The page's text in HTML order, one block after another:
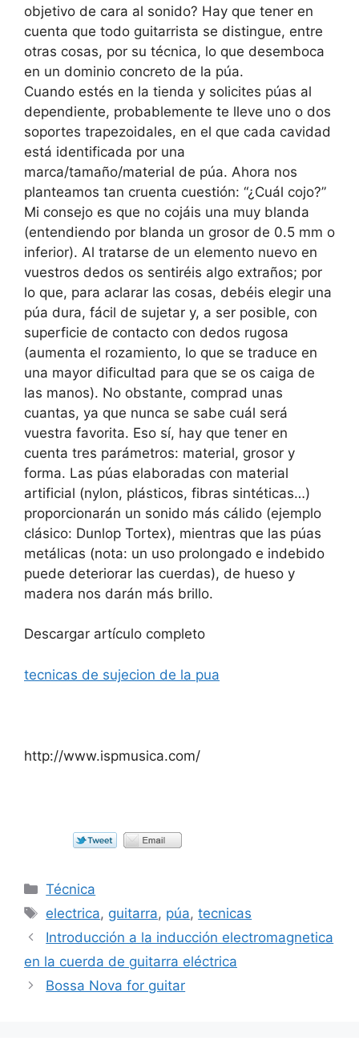
objetivo de cara al sonido? Hay que tener en
cuenta que todo guitarrista se distingue, entre
otras cosas, por su técnica, lo que desemboca
en un dominio concreto de la púa.
Cuando estés en la tienda y solicites púas al
dependiente, probablemente te lleve uno o dos
soportes trapezoidales, en el que cada cavidad
está identificada por una
marca/tamaño/material de púa. Ahora nos
planteamos tan cruenta cuestión: “¿Cuál cojo?”
Mi consejo es que no cojáis una muy blanda
(entendiendo por blanda un grosor de 0.5 mm o
inferior). Al tratarse de un elemento nuevo en
vuestros dedos os sentiréis algo extraños; por
lo que, para aclarar las cosas, debéis elegir una
púa dura, fácil de sujetar y, a ser posible, con
superficie de contacto con dedos rugosa
(aumenta el rozamiento, lo que se traduce en
una mayor dificultad para que se os caiga de
las manos). No obstante, comprad unas
cuantas, ya que nunca se sabe cuál será
vuestra favorita. Eso sí, hay que tener en
cuenta tres parámetros: material, grosor y
forma. Las púas elaboradas con material
artificial (nylon, plásticos, fibras sintéticas…)
proporcionarán un sonido más cálido (ejemplo
clásico: Dunlop Tortex), mientras que las púas
metálicas (nota: un uso prolongado e indebido
puede deteriorar las cuerdas), de hueso y
madera nos darán más brillo.
Descargar artículo completo
tecnicas de sujecion de la pua
http://www.ispmusica.com/
Categorías
Técnica
Etiquetas
electrica, guitarra, púa,tecnicas
Introducción a la inducción electromagnetica
en la cuerda de guitarra eléctrica
Bossa Nova for guitar